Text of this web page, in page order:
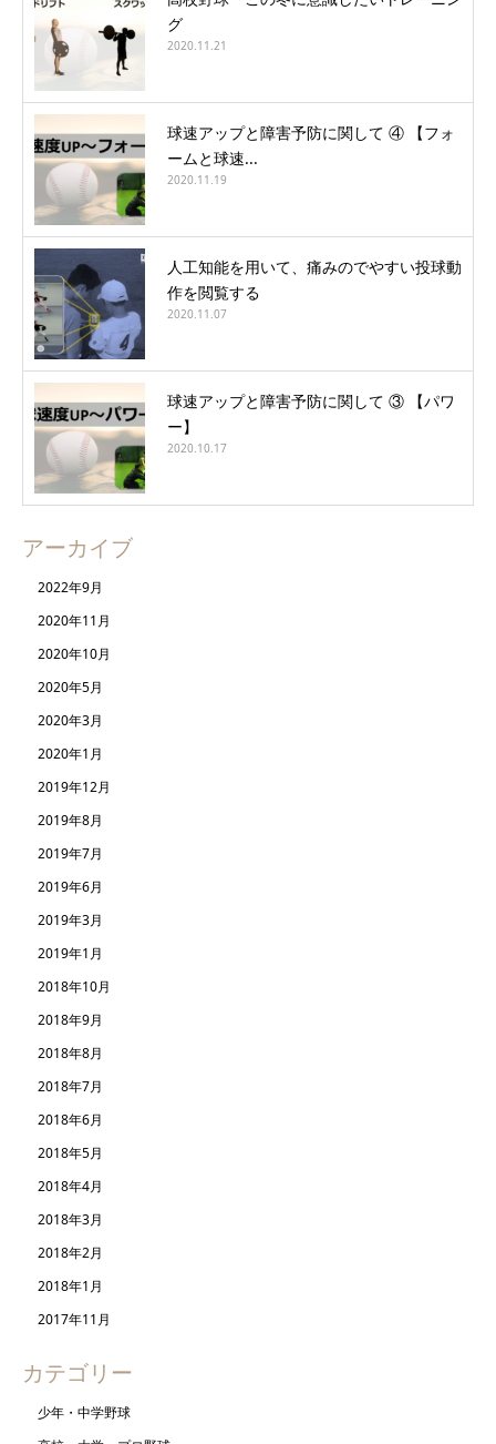
グ
2020.11.21
球速アップと障害予防に関して ④ 【フォ
ームと球速...
2020.11.19
人工知能を用いて、痛みのでやすい投球動
作を閲覧する
2020.11.07
球速アップと障害予防に関して ③ 【パワ
ー】
2020.10.17
アーカイブ
2022年9月
2020年11月
2020年10月
2020年5月
2020年3月
2020年1月
2019年12月
2019年8月
2019年7月
2019年6月
2019年3月
2019年1月
2018年10月
2018年9月
2018年8月
2018年7月
2018年6月
2018年5月
2018年4月
2018年3月
2018年2月
2018年1月
2017年11月
カテゴリー
少年・中学野球